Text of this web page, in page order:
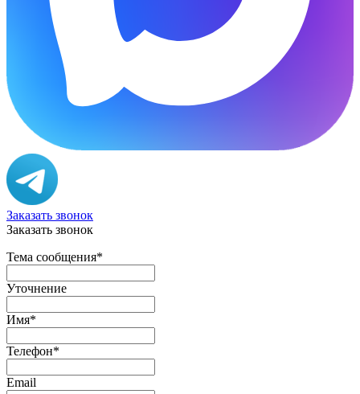
Заказать звонок
Заказать звонок
Тема сообщения*
Уточнение
Имя*
Телефон*
Email